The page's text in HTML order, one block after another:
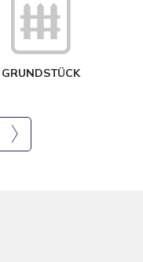
GRUNDSTÜCK